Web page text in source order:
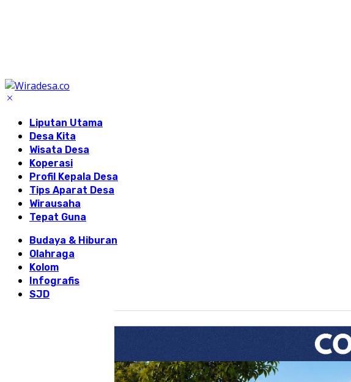
Liputan Utama
Desa Kita
Wisata Desa
Koperasi
Profil Kepala Desa
Tips Aparat Desa
Wirausaha
Tepat Guna
Budaya & Hiburan
Olahraga
Kolom
Infografis
SJD